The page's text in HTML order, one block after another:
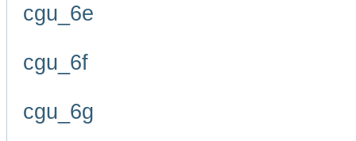
cgu_6e
cgu_6f
cgu_6g